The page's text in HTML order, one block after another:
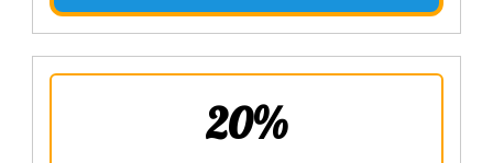
20%